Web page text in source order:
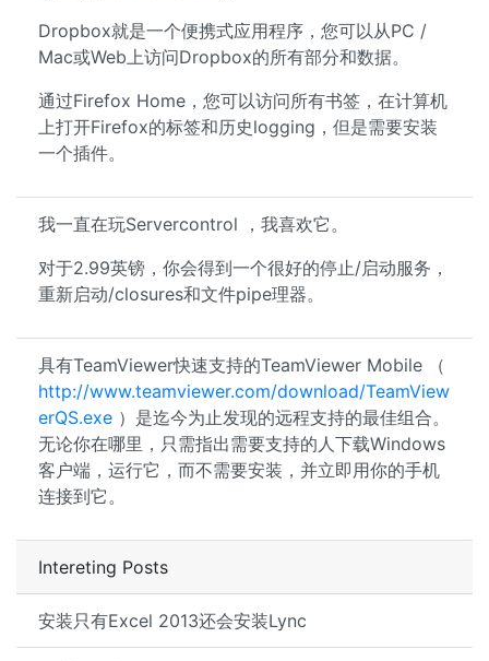
Intereting Posts
安装只有Excel 2013还会安装Lync
Dropbox就是一个便携式应用程序，您可以从PC /
Mac或Web上访问Dropbox的所有部分和数据。
通过Firefox Home，您可以访问所有书签，在计算机
上打开Firefox的标签和历史logging，但是需要安装
一个插件。
我一直在玩Servercontrol ，我喜欢它。
对于2.99英镑，你会得到一个很好的停止/启动服务，
重新启动/closures和文件pipe理器。
具有TeamViewer快速支持的TeamViewer Mobile （
http://www.teamviewer.com/download/TeamView
erQS.exe ）是迄今为止发现的远程支持的最佳组合。
无论你在哪里，只需指出需要支持的人下载Windows
客户端，运行它，而不需要安装，并立即用你的手机
连接到它。